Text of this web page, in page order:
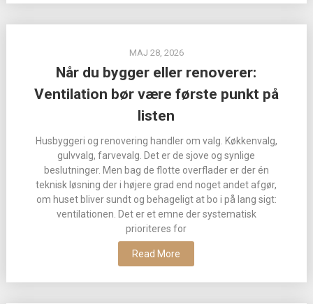
MAJ 28, 2026
Når du bygger eller renoverer:
Ventilation bør være første punkt på
listen
Husbyggeri og renovering handler om valg. Køkkenvalg,
gulvvalg, farvevalg. Det er de sjove og synlige
beslutninger. Men bag de flotte overflader er der én
teknisk løsning der i højere grad end noget andet afgør,
om huset bliver sundt og behageligt at bo i på lang sigt:
ventilationen. Det er et emne der systematisk
prioriteres for
Read More